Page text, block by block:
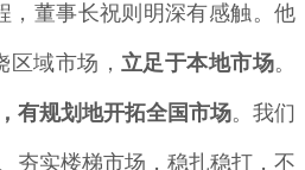
，董事长祝则明深有感触。他
域市场， 立足于本地市场。
有规划地开拓全国市场。我们
夯实楼梯市场，稳扎稳打，不